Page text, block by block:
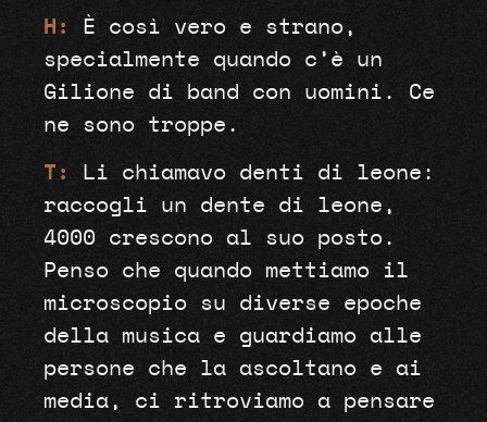
H:
È così vero e strano,
specialmente quando c’è un
Gilione di band con uomini. Ce
ne sono troppe.
T:
Li chiamavo denti di leone:
raccogli un dente di leone,
4000 crescono al suo posto.
Penso che quando mettiamo il
microscopio su diverse epoche
della musica e guardiamo alle
persone che la ascoltano e ai
media, ci ritroviamo a pensare